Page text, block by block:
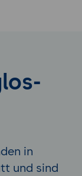
in
und sind